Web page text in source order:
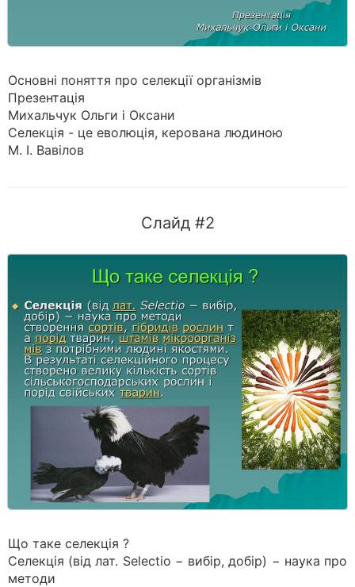
Основні поняття про селекції організмів
Презентація
Михальчук Ольги і Оксани
Селекція - це еволюція, керована людиною
М. І. Вавілов
Слайд #2
Що таке селекція ?
Селекція (від лат. Selectio − вибір, добір) − наука про
методи